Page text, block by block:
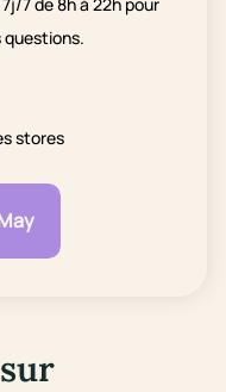
7 de 8h à 22h pour
questions.
stores